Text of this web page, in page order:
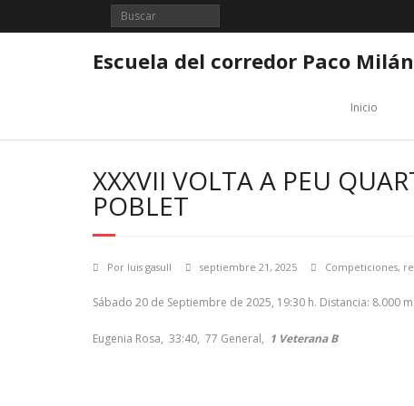
Escuela del corredor Paco Milán
Inicio
XXXVII VOLTA A PEU
POBLET
Por luis gasull septiembre 21, 2025 Competiciones,
Sábado 20 de Septiembre de 2025, 19:30 h. Distancia: 8.000
Eugenia Rosa, 33:40, 77 General, 1 Veterana B